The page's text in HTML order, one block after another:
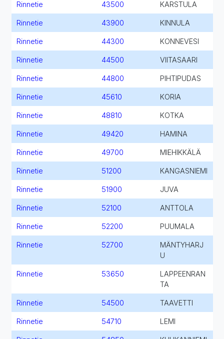
Rinnetie 43500 KARSTULA
Rinnetie 43900 KINNULA
Rinnetie 44300 KONNEVESI
Rinnetie 44500 VIITASAARI
Rinnetie 44800 PIHTIPUDAS
Rinnetie 45610 KORIA
Rinnetie 48810 KOTKA
Rinnetie 49420 HAMINA
Rinnetie 49700 MIEHIKKÄLÄ
Rinnetie 51200 KANGASNIEMI
Rinnetie 51900 JUVA
Rinnetie 52100 ANTTOLA
Rinnetie 52200 PUUMALA
Rinnetie 52700
MÄNTYHARJ
U
Rinnetie 53650
LAPPEENRAN
TA
Rinnetie 54500 TAAVETTI
Rinnetie 54710 LEMI